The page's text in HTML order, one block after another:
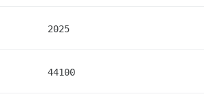
2025
44100